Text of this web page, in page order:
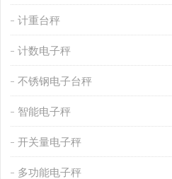
计重台秤
计数电子秤
不锈钢电子台秤
智能电子秤
开关量电子秤
多功能电子秤